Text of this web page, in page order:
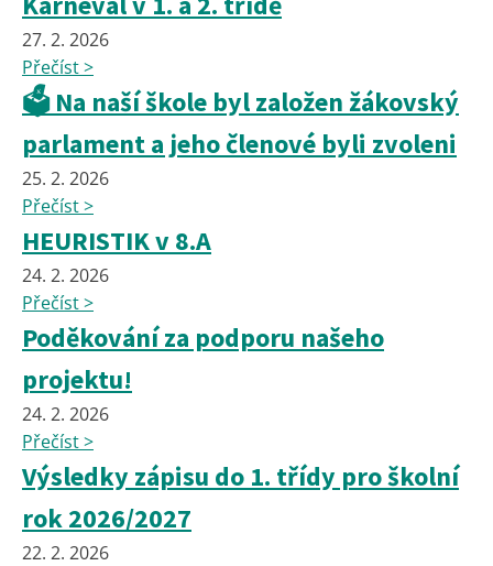
27. 2. 2026
Přečíst >
🗳️ Na naší škole byl založen žákovský
parlament a jeho členové byli zvoleni
25. 2. 2026
Přečíst >
HEURISTIK v 8.A
24. 2. 2026
Přečíst >
Poděkování za podporu našeho
projektu!
24. 2. 2026
Přečíst >
Výsledky zápisu do 1. třídy pro školní
rok 2026/2027
22. 2. 2026